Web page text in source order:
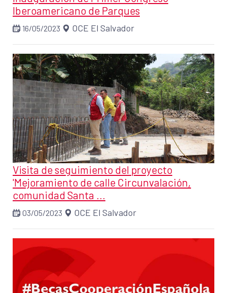
Iberoamericano de Parques
16/05/2023 OCE El Salvador
Visita de seguimiento del proyecto
'Mejoramiento de calle Circunvalación,
comunidad Santa ...
03/05/2023 OCE El Salvador